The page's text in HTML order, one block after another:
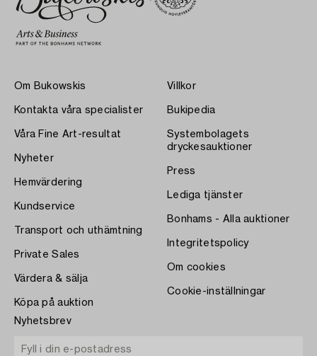
Om Bukowskis
Kontakta våra specialister
Våra Fine Art-resultat
Nyheter
Hemvärdering
Kundservice
Transport och uthämtning
Private Sales
Värdera & sälja
Köpa på auktion
Villkor
Bukipedia
Systembolagets
dryckesauktioner
Press
Lediga tjänster
Bonhams - Alla auktioner
Integritetspolicy
Om cookies
Cookie-inställningar
Nyhetsbrev